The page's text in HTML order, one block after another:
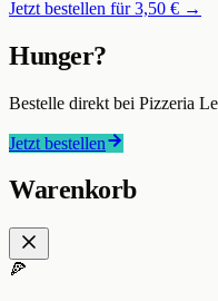
Jetzt bestellen für3,50 € →
Hunger?
Bestelle direkt bei Pizzeria
Jetzt bestellen
Warenkorb
🍕